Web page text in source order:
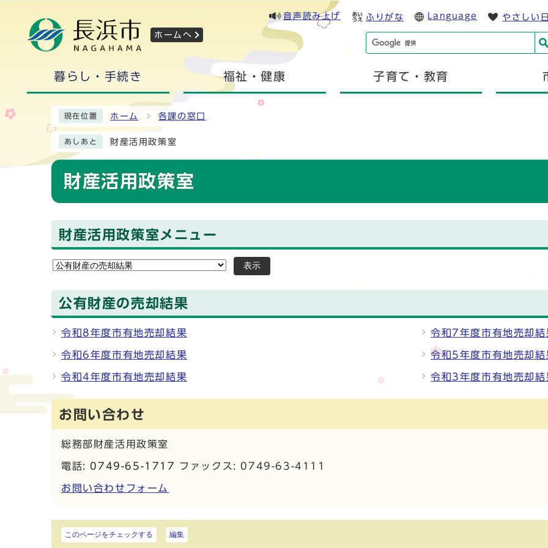
ホームへ
音声読み上げ ふりがな Language やさしい
暮らし・手続き 福祉・健康 子育て・教育
現在位置 ホーム 各課の窓口
あしあと 財産活用政策室
財産活用政策室
財産活用政策室メニュー
表示
公有財産の売却結果
令和8年度市有地売却結果 令和7年度市有地売却結
令和6年度市有地売却結果 令和5年度市有地売却結
令和4年度市有地売却結果 令和3年度市有地売却結
お問い合わせ
総務部財産活用政策室
電話: 0749-65-1717 ファックス: 0749-63-4111
お問い合わせフォーム
このページをチェックする 編集